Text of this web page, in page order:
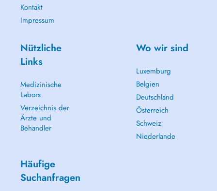
Kontakt
Impressum
Nützliche
Links
Medizinische
Labors
Verzeichnis der
Ärzte und
Behandler
Wo wir sind
Luxemburg
Belgien
Deutschland
Österreich
Schweiz
Niederlande
Häufige
Suchanfragen